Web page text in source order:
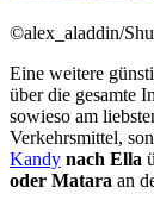
©alex_aladdin/
Eine weitere
über die gesamte
sowieso am
Verkehrsmittel,
Kandy nach Ella
oder Matara an